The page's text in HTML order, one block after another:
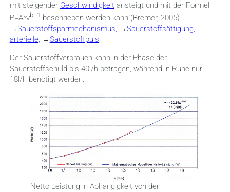
mit steigender Geschwindigkeitansteigt und mit der Formel
P=A*vb+1 beschrieben werden kann (Bremer, 2005).
→Sauerstoffsparmechanismus, →Sauerstoffsättigung,
arterielle, →Sauerstoffpuls,
Der Sauerstoffverbrauch kann in der Phase der
Sauerstoffschuld bis 40l/h betragen, während in Ruhe nur
18l/h benötigt werden.
Netto Leistung in Abhängigkeit von der